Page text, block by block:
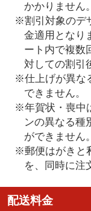
かかりません。
※割引対象のデ
金適用となり
ート内で複数
対しての割引
※仕上げが異な
できません。
※年賀状・喪中
ンの異なる種
ができません。
※郵便はがきと
を、同時に注
配送料金